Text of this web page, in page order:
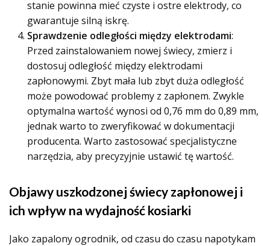
stanie powinna mieć czyste i ostre elektrody, co
gwarantuje silną iskrę.
Sprawdzenie odległości między elektrodami:
Przed zainstalowaniem nowej świecy, zmierz i
dostosuj odległość między elektrodami
zapłonowymi. Zbyt mała lub zbyt duża odległość
może powodować problemy z zapłonem. Zwykle
optymalna wartość wynosi od 0,76 mm do 0,89 mm,
jednak warto to zweryfikować w dokumentacji
producenta. Warto zastosować specjalistyczne
narzędzia, aby precyzyjnie ustawić tę wartość.
Objawy uszkodzonej świecy zapłonowej i
ich wpływ na wydajność kosiarki
Jako zapalony ogrodnik, od czasu do czasu napotykam